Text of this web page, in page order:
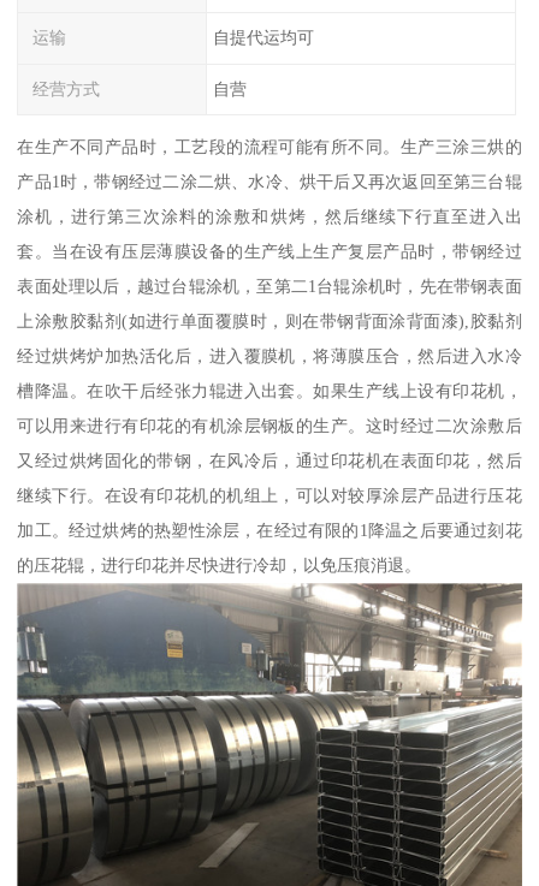
运输 自提代运均可
经营方式 自营
在生产不同产品时，工艺段的流程可能有所不同。生产三涂三烘的
产品1时，带钢经过二涂二烘、水冷、烘干后又再次返回至第三台辊
涂机，进行第三次涂料的涂敷和烘烤，然后继续下行直至进入出
套。当在设有压层薄膜设备的生产线上生产复层产品时，带钢经过
表面处理以后，越过台辊涂机，至第二1台辊涂机时，先在带钢表面
上涂敷胶黏剂(如进行单面覆膜时，则在带钢背面涂背面漆),胶黏剂
经过烘烤炉加热活化后，进入覆膜机，将薄膜压合，然后进入水冷
槽降温。在吹干后经张力辊进入出套。如果生产线上设有印花机，
可以用来进行有印花的有机涂层钢板的生产。这时经过二次涂敷后
又经过烘烤固化的带钢，在风冷后，通过印花机在表面印花，然后
继续下行。在设有印花机的机组上，可以对较厚涂层产品进行压花
加工。经过烘烤的热塑性涂层，在经过有限的1降温之后要通过刻花
的压花辊，进行印花并尽快进行冷却，以免压痕消退。